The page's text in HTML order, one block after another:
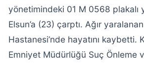
yönetimindeki 01 M 0568
Elsun’a (23) çarptı. Ağır
Hastanesi’nde hayatını
Emniyet Müdürlüğü Suç Önleme